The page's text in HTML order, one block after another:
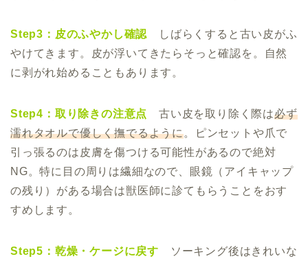
Step3：皮のふやかし確認 しばらくすると古い皮がふ
やけてきます。皮が浮いてきたらそっと確認を。自然
に剥がれ始めることもあります。
Step4：取り除きの注意点 古い皮を取り除く際は必ず
濡れタオルで優しく撫でるように。ピンセットや爪で
引っ張るのは皮膚を傷つける可能性があるので絶対
NG。特に目の周りは繊細なので、眼鏡（アイキャップ
の残り）がある場合は獣医師に診てもらうことをおす
すめします。
Step5：乾燥・ケージに戻す ソーキング後はきれいな